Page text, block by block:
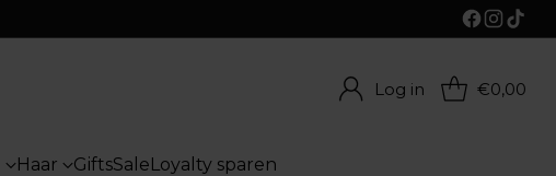
Log in €0,00
Haar GiftsSaleLoyalty sparen